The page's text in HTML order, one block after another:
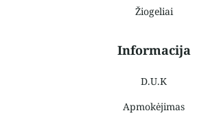
Žiogeliai
Informacija
D.U.K
Apmokėjimas